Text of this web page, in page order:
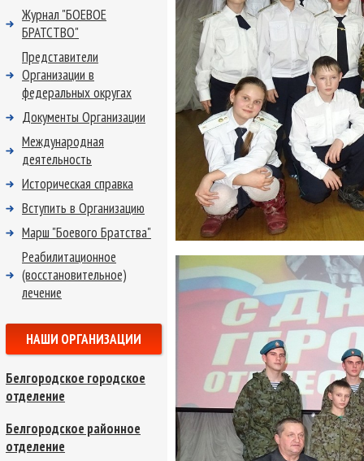
Журнал "БОЕВОЕ
БРАТСТВО"
Представители
Организации в
федеральных округах
Документы Организации
Международная
деятельность
Историческая справка
Вступить в Организацию
Марш "Боевого Братства"
Реабилитационное
(восстановительное)
лечение
НАШИ ОРГАНИЗАЦИИ
Белгородское городское
отделение
Белгородское районное
отделение